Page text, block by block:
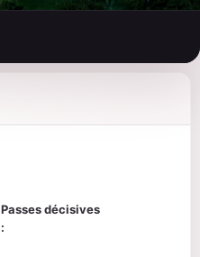
Passes décisives
: